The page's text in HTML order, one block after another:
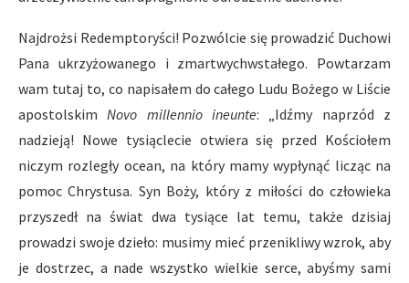
Najdrożsi Redemptoryści! Pozwólcie się prowadzić Duchowi
Pana ukrzyżowanego i zmartwychwstałego. Powtarzam
wam tutaj to, co napisałem do całego Ludu Bożego w Liście
apostolskimNovo millennio ineunte: „Idźmy naprzód z
nadzieją! Nowe tysiąclecie otwiera się przed Kościołem
niczym rozległy ocean, na który mamy wypłynąć licząc na
pomoc Chrystusa. Syn Boży, który z miłości do człowieka
przyszedł na świat dwa tysiące lat temu, także dzisiaj
prowadzi swoje dzieło: musimy mieć przenikliwy wzrok, aby
je dostrzec, a nade wszystko wielkie serce, abyśmy sami